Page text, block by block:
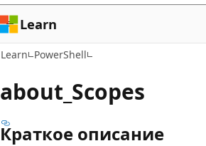
Learn
Learn PowerShell
about_Scopes
Краткое описание